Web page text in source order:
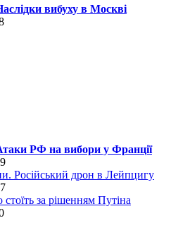
вибуху в Москві
РФ на вибори у Франції
Російський дрон в Лейпцигу
за рішенням Путіна